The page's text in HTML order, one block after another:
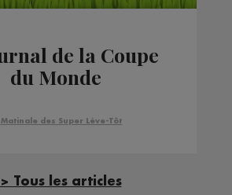
de la Coupe
du Monde
Matinale des Super Lève-Tôt
Tous les articles